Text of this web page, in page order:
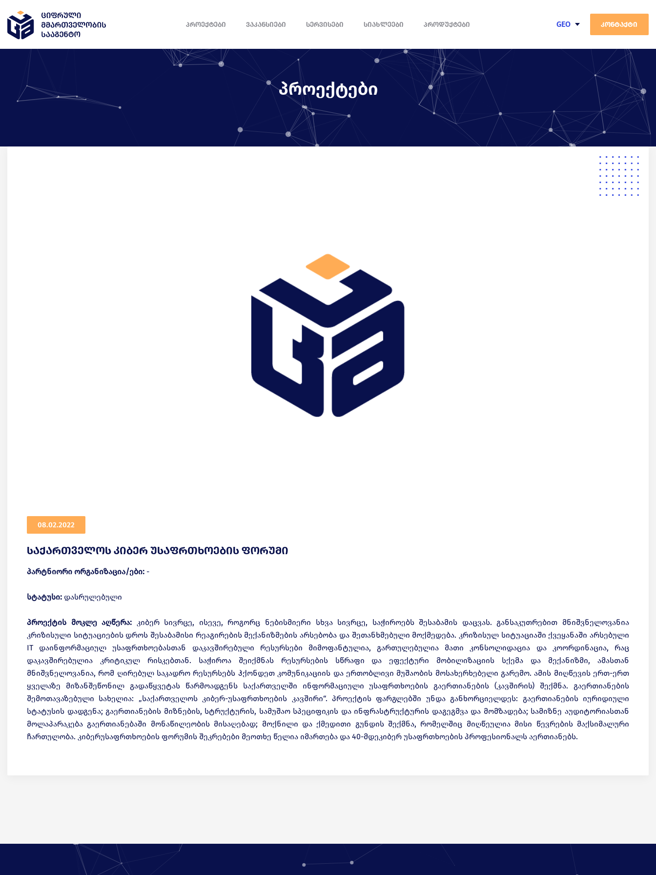
ᲞᲠᲝᲔᲥᲢᲔᲑᲘ ᲕᲐᲙᲐᲜᲡᲘᲔᲑᲘ ᲡᲔᲠᲕᲘᲡᲔᲑᲘ ᲡᲘᲐᲮᲚᲔᲔᲑᲘ ᲞᲠᲝᲓᲣᲥᲢᲔᲑᲘ
GEO
კონტაქტი
პროექტები
08.02.2022
საქართველოს კიბერ უსაფრთხოების ფორუმი
პარტნიორი ორგანიზაცია/ები: -
სტატუსი: დასრულებული
პროექტის მოკლე აღწერა: კიბერ სივრცე, ისევე, როგორც ნებისმიერი სხვა სივრცე, საჭიროებს შესაბამის დაცვას. განსაკუთრებით მნიშვნელოვანია
კრიზისული სიტუაციების დროს შესაბამისი რეაგირების მექანიზმების არსებობა და შეთანხმებული მოქმედება. კრიზისულ სიტუაციაში ქვეყანაში არსებული
IT დაინფორმაციულ უსაფრთხოებასთან დაკავშირებული რესურსები მიმოფანტულია, გართულებულია მათი კონსოლიდაცია და კოორდინაცია, რაც
დაკავშირებულია კრიტიკულ რისკებთან. საჭიროა შეიქმნას რესურსების სწრაფი და ეფექტური მობილიზაციის სქემა და მექანიზმი, ამასთან
მნიშვნელოვანია, რომ ღირებულ საკადრო რესურსებს ჰქონდეთ კომუნიკაციის და ერთობლივი მუშაობის მოსახერხებელი გარემო. ამის მიღწევის ერთ-ერთ
ყველაზე მიზანშეწონილ გადაწყვეტას წარმოადგენს საქართველში ინფორმაციული უსაფრთხოების გაერთიანების (კავშირის) შექმნა. გაერთიანების
შემოთავაზებული სახელია: „საქართველოს კიბერ-უსაფრთხოების კავშირი“. პროექტის ფარგლებში უნდა განხორციელდეს: გაერთიანების იურიდიული
სტატუსის დადგენა; გაერთიანების მიზნების, სტრუქტურის, სამუშაო სპეციფიკის და ინფრასტრუქტურის დაგეგმვა და მომზადება; სამიზნე აუდიტორიასთან
მოლაპარაკება გაერთიანებაში მონაწილეობის მისაღებად; მოქნილი და ქმედითი გუნდის შექმნა, რომელშიც მიღწეულია მისი წევრების მაქსიმალური
ჩართულობა. კიბერუსაფრთხოების ფორუმის შეკრებები მეოთხე წელია იმართება და 40-მდეკიბერ უსაფრთხოების პროფესიონალს აერთიანებს.